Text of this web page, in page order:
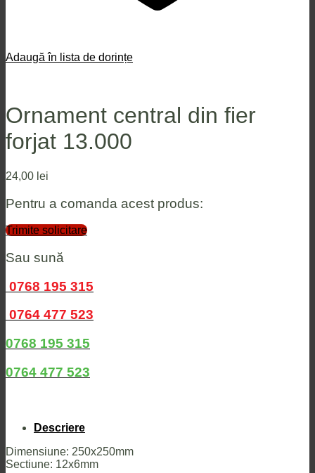
Adaugă în lista de dorințe
Ornament central din fier
forjat 13.000
24,00 lei
Pentru a comanda acest produs:
Trimite solicitare
Sau sună
0768 195 315
0764 477 523
0768 195 315
0764 477 523
Descriere
Dimensiune: 250x250mm
Sectiune: 12x6mm